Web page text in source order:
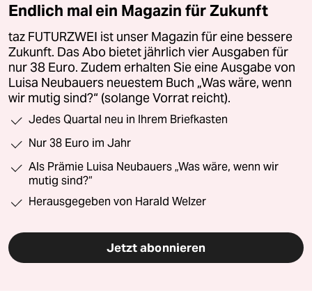
Endlich mal ein Magazin für Zukunft
taz FUTURZWEI ist unser Magazin für eine bessere
Zukunft. Das Abo bietet jährlich vier Ausgaben für
nur 38 Euro. Zudem erhalten Sie eine Ausgabe von
Luisa Neubauers neuestem Buch „Was wäre, wenn
wir mutig sind?“ (solange Vorrat reicht).
Jedes Quartal neu in Ihrem Briefkasten
Nur 38 Euro im Jahr
Als Prämie Luisa Neubauers „Was wäre, wenn wir
mutig sind?“
Herausgegeben von Harald Welzer
Jetzt abonnieren